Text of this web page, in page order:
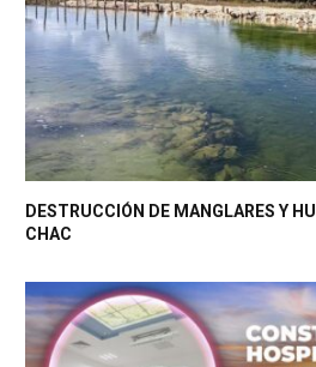
DESTRUCCIÓN DE MANGLARES Y
CHAC